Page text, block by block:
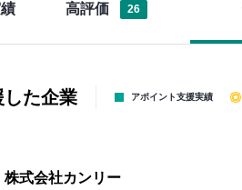
高評価 26
した企業 アポイント支援実績
株式会社カンリー